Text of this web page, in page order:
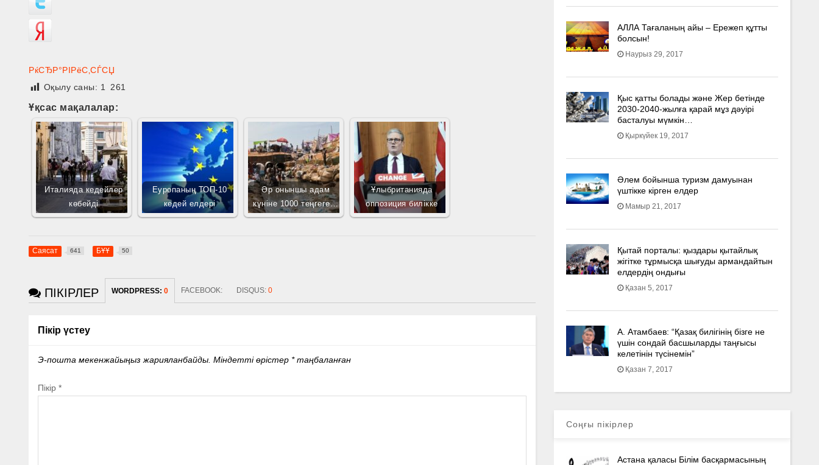
РќСЂР°РІРёС‚СЃСЏ
Оқылу саны: 1 261
Ұқсас мақалалар:
Италияда кедейлер
көбейді
Еуропаның ТОП-10
кедей елдері
Әр оныншы адам
күніне 1000 теңгеге…
Ұлыбританияда
оппозиция билікке
Саясат 641 БҰҰ 50
ПІКІРЛЕР WORDPRESS:0 FACEBOOK: DISQUS:0
Пікір үстеу
Э-пошта мекенжайыңыз жарияланбайды.Міндетті өрістер *таңбаланған
Пікір*
АЛЛА Тағаланың айы – Ережеп құтты
болсын!
Наурыз 29, 2017
Қыс қатты болады және Жер бетінде
2030-2040­-жылға қарай мұз дәуірі
басталуы мүмкін…
Қыркүйек 19, 2017
Әлем бойынша туризм дамуынан
үштікке кірген елдер
Мамыр 21, 2017
Қытай порталы: қыздары қытайлық
жігітке тұрмысқа шығуды армандайтын
елдердің ондығы
Қазан 5, 2017
А. Атамбаев: “Қазақ билігінің бізге не
үшін сондай басшыларды таңғысы
келетінін түсінемін”
Қазан 7, 2017
Соңғы пікірлер
Астана қаласы Білім басқармасының